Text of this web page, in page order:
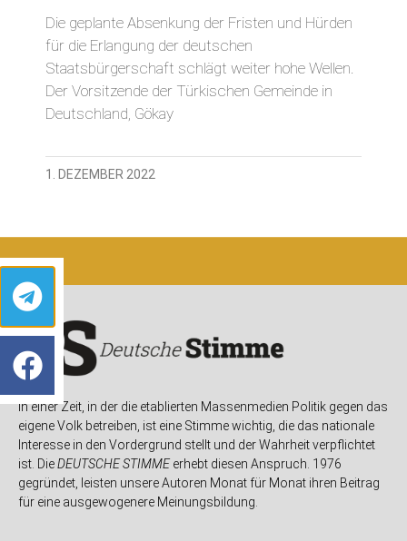
Die geplante Absenkung der Fristen und Hürden
für die Erlangung der deutschen
Staatsbürgerschaft schlägt weiter hohe Wellen.
Der Vorsitzende der Türkischen Gemeinde in
Deutschland, Gökay
1. DEZEMBER 2022
In einer Zeit, in der die etablierten Massenmedien Politik gegen das
eigene Volk betreiben, ist eine Stimme wichtig, die das nationale
Interesse in den Vordergrund stellt und der Wahrheit verpflichtet
ist. DieDEUTSCHE STIMMEerhebt diesen Anspruch. 1976
gegründet, leisten unsere Autoren Monat für Monat ihren Beitrag
für eine ausgewogenere Meinungsbildung.